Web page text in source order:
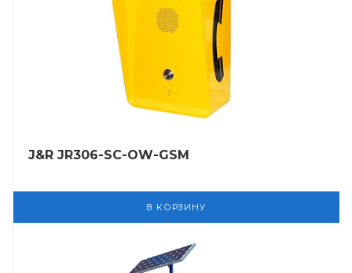
J&R JR306-SC-OW-GSM
В КОРЗИНУ